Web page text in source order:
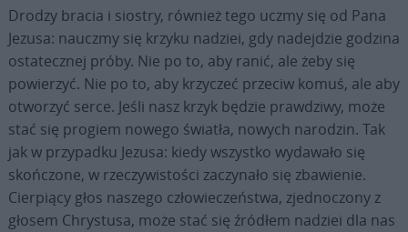
Drodzy bracia i siostry, również tego uczmy się od Pana
Jezusa: nauczmy się krzyku nadziei, gdy nadejdzie godzina
ostatecznej próby. Nie po to, aby ranić, ale żeby się
powierzyć. Nie po to, aby krzyczeć przeciw komuś, ale aby
otworzyć serce. Jeśli nasz krzyk będzie prawdziwy, może
stać się progiem nowego światła, nowych narodzin. Tak
jak w przypadku Jezusa: kiedy wszystko wydawało się
skończone, w rzeczywistości zaczynało się zbawienie.
Cierpiący głos naszego człowieczeństwa, zjednoczony z
głosem Chrystusa, może stać się źródłem nadziei dla nas